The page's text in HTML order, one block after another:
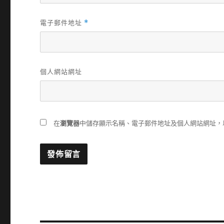
電子郵件地址 *
個人網站網址
在瀏覽器中儲存顯示名稱、電子郵件地址及個人網站網址